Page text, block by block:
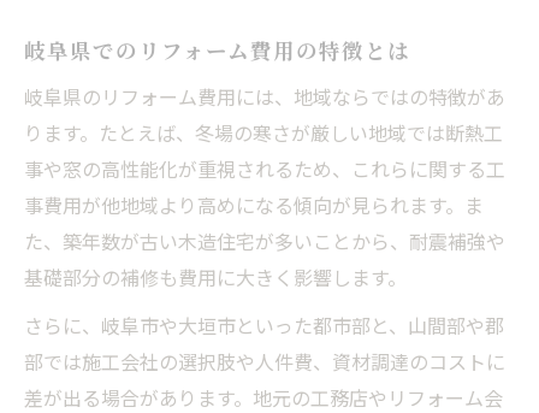
省エネ・バリアフリー両立の費用戦略
実体験を通じたリフォーム費用見積もりの知恵
リフォーム費用で失敗しない実体験のポイ
ント
見積もり比較で分かるリフォーム費用の差
実体験から学ぶリフォーム費用節約術
リフォーム費用の相談で安心できるコツ
補助金を活用した賢いリフォーム費用節約法
岐阜県でのリフォーム費用の特徴とは
岐阜県のリフォーム費用には、地域ならではの特徴があ
ります。たとえば、冬場の寒さが厳しい地域では断熱工
事や窓の高性能化が重視されるため、これらに関する工
事費用が他地域より高めになる傾向が見られます。ま
た、築年数が古い木造住宅が多いことから、耐震補強や
基礎部分の補修も費用に大きく影響します。
さらに、岐阜市や大垣市といった都市部と、山間部や郡
部では施工会社の選択肢や人件費、資材調達のコストに
差が出る場合があります。地元の工務店やリフォーム会